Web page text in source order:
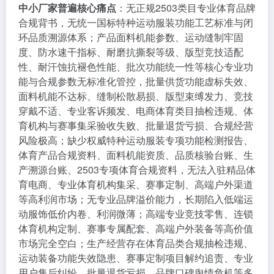
中小厂家普遍核心痛点 ：无正规2503类目专业体育品牌
合规背书，无统一国标特种运动服装功能工艺标准与闭
环品质溯源体系；产品面料机能参数、运动缝制牢固
度、防水速干指标、耐磨抗撕裂等级、版型竞技适配
性、耐汗蚀抗褪色性能、批次功能统一性等核心专业功
能与合规参数无标准化管控，批量供货功能虚标失效、
面料机能不达标、缝制松散易损、版型束缚发力、竞技
穿戴不适、专业客诉频发、电商体育类目抽检违规、体
育机构与赛事集采验收失败、批量退货亏损、合规经营
风险极高；缺少权威特种运动服装专项功能检测报告、
体育产品合规资料、面料机能资质、品质核验台账、生
产溯源台账、2503专项体育合规资料，无法入驻精品体
育电商、专业体育机构集采、赛事定制、高端户外渠道
等高利润市场；无专业品牌溢价能力，长期陷入低端运
动服饰低价内卷、利润微薄；高端专业竞技零售、连锁
体育机构定制、赛事专属配套、高端户外装备等高价值
市场完全空白；生产经营存在体育品类合规抽检违规、
运动装备功能失效隐患、赛事定制项目解约追责、专业